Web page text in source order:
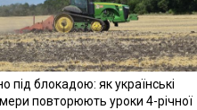
під блокадою: як українські
повторюють уроки 4-річної